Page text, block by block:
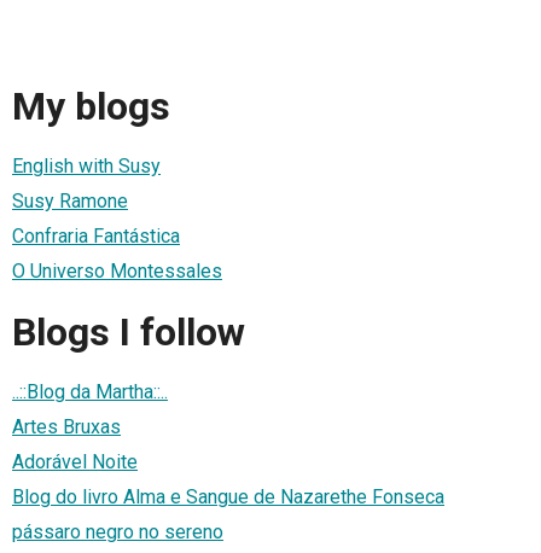
My blogs
English with Susy
Susy Ramone
Confraria Fantástica
O Universo Montessales
Blogs I follow
..::Blog da Martha::..
Artes Bruxas
Adorável Noite
Blog do livro Alma e Sangue de Nazarethe Fonseca
pássaro negro no sereno